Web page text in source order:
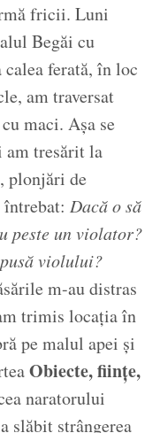
fricii. Luni
Begăi cu
ferată, în loc
am traversat
maci. Așa se
am tresărit la
plonjări de
Dacă o să
peste un violator?
violului?
m-au distras
trimis locația în
pe malul apei și
Obiecte, ființe,
naratorului
slăbit strângerea